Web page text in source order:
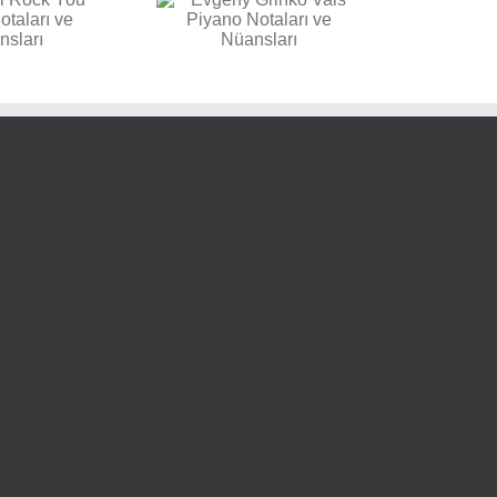
Grinko Vals
Notaları ve